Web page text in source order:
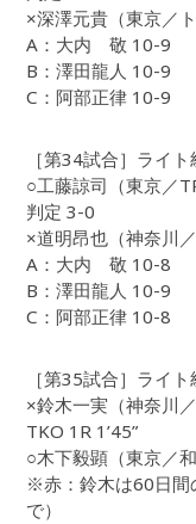
×深澤元貴（東京／
A：大内 敬 10-9
B：澤田龍人 10-9
C：阿部正律 10-9
［第34試合］ライ
○工藤諒司（東京／
判定 3-0
×道明昂也（神奈川
A：大内 敬 10-8
B：澤田龍人 10-9
C：阿部正律 10-8
［第35試合］ライ
×鈴木一実（神奈川
TKO 1R 1’45”
○木下毅顕（東京／
※赤：鈴木は60日間
で）